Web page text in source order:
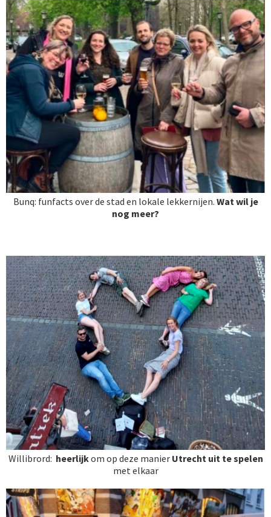
Bunq: funfacts over de stad en lokale lekkernijen. Wat wil je
nog meer?
Willibrord: heerlijkom op deze manier Utrecht uit te spelen
met elkaar